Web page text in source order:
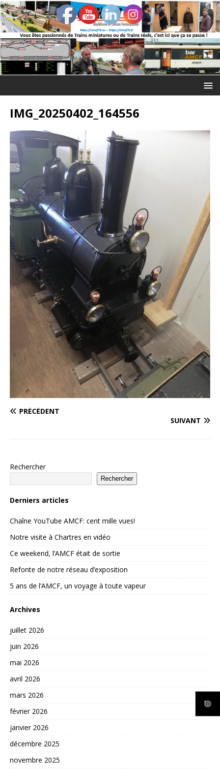
IMG_20250402_164556
PRÉCÉDENT
SUIVANT
Rechercher
Rechercher
Derniers articles
Chaîne YouTube AMCF: cent mille vues!
Notre visite à Chartres en vidéo
Ce weekend, l’AMCF était de sortie
Refonte de notre réseau d’exposition
5 ans de l’AMCF, un voyage à toute vapeur
Archives
juillet 2026
juin 2026
mai 2026
avril 2026
mars 2026
février 2026
janvier 2026
décembre 2025
novembre 2025